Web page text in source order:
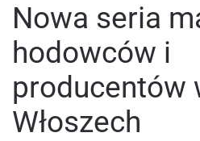
Nowa seria
hodowców i
producentów
Włoszech